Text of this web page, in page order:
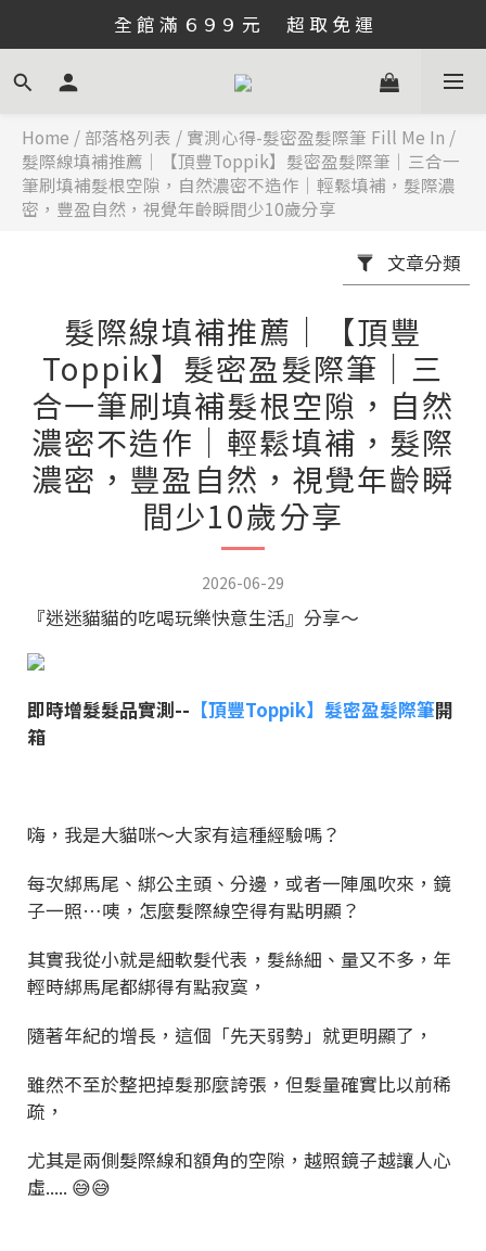
全 館 滿 ６９９ 元      超 取 免 運
Home / 部落格列表 / 實測心得-髮密盈髮際筆 Fill Me In /
髮際線填補推薦｜【頂豐Toppik】髮密盈髮際筆｜三合一
筆刷填補髮根空隙，自然濃密不造作｜輕鬆填補，髮際濃
密，豐盈自然，視覺年齡瞬間少10歲分享
文章分類
髮際線填補推薦｜【頂豐
Toppik】髮密盈髮際筆｜三
合一筆刷填補髮根空隙，自然
濃密不造作｜輕鬆填補，髮際
濃密，豐盈自然，視覺年齡瞬
間少10歲分享
2026-06-29
『迷迷貓貓的吃喝玩樂快意生活』分享～
即時增髮髮品實測-- 【頂豐Toppik】髮密盈髮際筆開
箱
嗨，我是大貓咪～大家有這種經驗嗎？
每次綁馬尾、綁公主頭、分邊，或者一陣風吹來，鏡
子一照…咦，怎麼髮際線空得有點明顯？
其實我從小就是細軟髮代表，髮絲細、量又不多，年
輕時綁馬尾都綁得有點寂寞，
隨著年紀的增長，這個「先天弱勢」就更明顯了，
雖然不至於整把掉髮那麼誇張，但髮量確實比以前稀
疏，
尤其是兩側髮際線和額角的空隙，越照鏡子越讓人心
虛..... 😅😅